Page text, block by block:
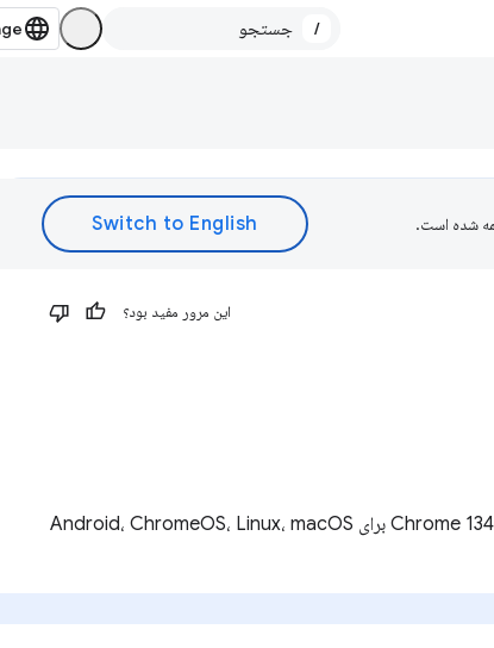
/
شده است.
این مرور مفید بود؟
مگر اینکه خلاف آن ذکر شده باشد، تغییرات زیر برای انتشار کانال پایدار Chrome 134 برای Android، ChromeOS، Linux، macOS